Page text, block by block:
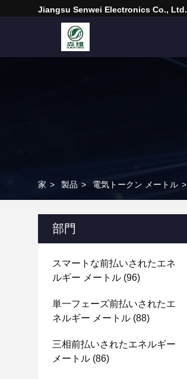
Jiangsu Senwei Electronics Co., Ltd.
家 > 製品 > 電気トークン メートル >
部門
スマートな前払いされたエネ
ルギー メートル (96)
単一フェーズ前払いされたエ
ネルギー メートル (88)
三相前払いされたエネルギー
メートル (86)